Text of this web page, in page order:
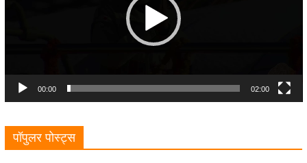
00:00 02:00
पॉपुलर पोस्ट्स